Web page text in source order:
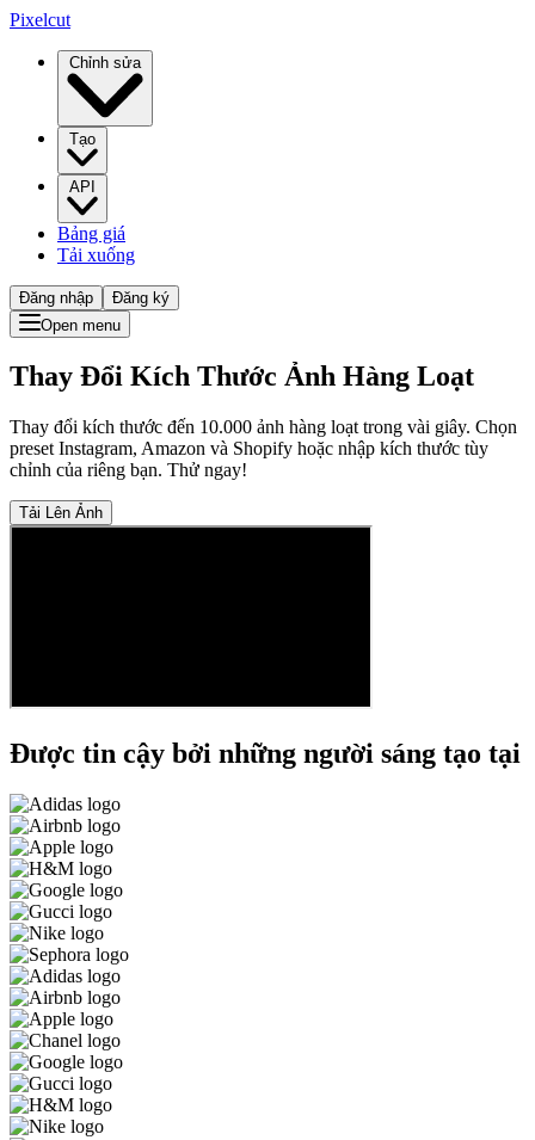
Pixelcut
Chỉnh sửa
Tạo
API
Bảng giá
Tải xuống
Đăng nhập
Đăng ký
Open menu
Thay Đổi Kích Thước Ảnh Hàng Loạt
Thay đổi kích thước đến 10.000 ảnh hàng loạt trong vài giây. Chọn
preset Instagram, Amazon và Shopify hoặc nhập kích thước tùy
chỉnh của riêng bạn. Thử ngay!
Tải Lên Ảnh
Được tin cậy bởi những người sáng tạo tại